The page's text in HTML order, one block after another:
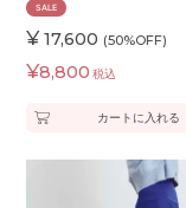
SALE
¥ 17,600 (50%OFF)
¥8,800 税込
カートに入れる